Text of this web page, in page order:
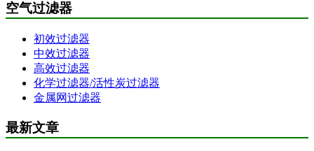
空气过滤器
初效过滤器
中效过滤器
高效过滤器
化学过滤器/活性炭过滤器
金属网过滤器
最新文章